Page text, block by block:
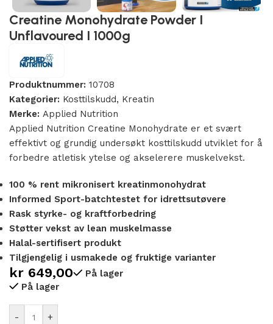
Creatine Monohydrate Powder I
Unflavoured I 1000g
Produktnummer: 10708
Kategorier: Kosttilskudd, Kreatin
Merke: Applied Nutrition
Applied Nutrition Creatine Monohydrate er et svært
effektivt og grundig undersøkt kosttilskudd utviklet for å
forbedre atletisk ytelse og akselerere muskelvekst.
100 % rent mikronisert kreatinmonohydrat
Informed Sport-batchtestet for idrettsutøvere
Rask styrke- og kraftforbedring
Støtter vekst av lean muskelmasse
Halal-sertifisert produkt
Tilgjengelig i usmakede og fruktige varianter
kr 649,00
På lager
På lager
- +
Alternative: